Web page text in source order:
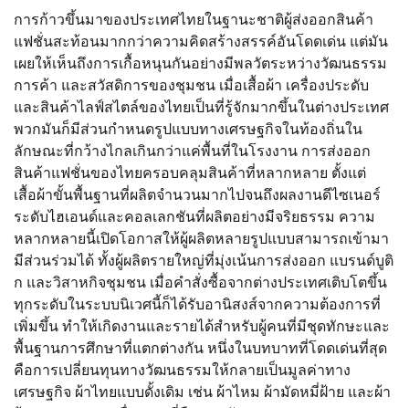
การก้าวขึ้นมาของประเทศไทยในฐานะชาติผู้ส่งออกสินค้า
แฟชั่นสะท้อนมากกว่าความคิดสร้างสรรค์อันโดดเด่น แต่มัน
เผยให้เห็นถึงการเกื้อหนุนกันอย่างมีพลวัตระหว่างวัฒนธรรม
การค้า และสวัสดิการของชุมชน เมื่อเสื้อผ้า เครื่องประดับ
และสินค้าไลฟ์สไตล์ของไทยเป็นที่รู้จักมากขึ้นในต่างประเทศ
พวกมันก็มีส่วนกำหนดรูปแบบทางเศรษฐกิจในท้องถิ่นใน
ลักษณะที่กว้างไกลเกินกว่าแค่พื้นที่ในโรงงาน การส่งออก
สินค้าแฟชั่นของไทยครอบคลุมสินค้าที่หลากหลาย ตั้งแต่
เสื้อผ้าขั้นพื้นฐานที่ผลิตจำนวนมากไปจนถึงผลงานดีไซเนอร์
ระดับไฮเอนด์และคอลเลกชันที่ผลิตอย่างมีจริยธรรม ความ
หลากหลายนี้เปิดโอกาสให้ผู้ผลิตหลายรูปแบบสามารถเข้ามา
มีส่วนร่วมได้ ทั้งผู้ผลิตรายใหญ่ที่มุ่งเน้นการส่งออก แบรนด์บูติ
ก และวิสาหกิจชุมชน เมื่อคำสั่งซื้อจากต่างประเทศเติบโตขึ้น
ทุกระดับในระบบนิเวศนี้ก็ได้รับอานิสงส์จากความต้องการที่
เพิ่มขึ้น ทำให้เกิดงานและรายได้สำหรับผู้คนที่มีชุดทักษะและ
พื้นฐานการศึกษาที่แตกต่างกัน หนึ่งในบทบาทที่โดดเด่นที่สุด
คือการเปลี่ยนทุนทางวัฒนธรรมให้กลายเป็นมูลค่าทาง
เศรษฐกิจ ผ้าไทยแบบดั้งเดิม เช่น ผ้าไหม ผ้ามัดหมี่ฝ้าย และผ้า